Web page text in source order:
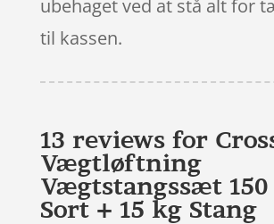
ubehaget ved at stå alt for
til kassen.
13 reviews for
Vægtløftning
Vægtstangssæt 150
Sort + 15 kg Stang